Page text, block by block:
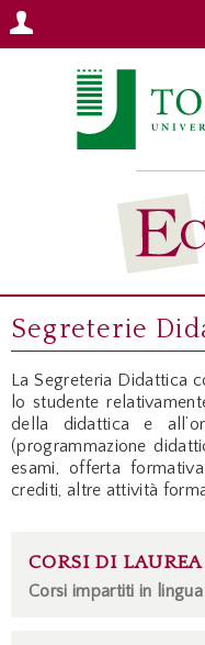
Segreterie
La Segreteria Didattica
lo studente
della didattica e
(programmazione
esami, offerta
crediti, altre attività
CORSI DI
Corsi impartiti in